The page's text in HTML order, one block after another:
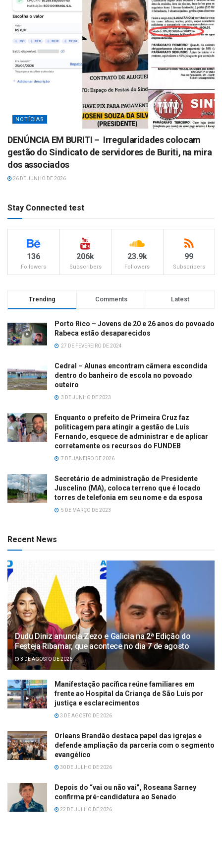
NOTÍCIAS
DENÚNCIA EM BURITI – Irregularidades colocam
gestão do Sindicato de servidores de Buriti, na mira
dos associados
26 DE JUNHO DE 2026
Stay Connected test
136
Followers
206k
Subscribers
23.9k
Followers
99
Subscribers
Trending Comments Latest
Porto Rico – Jovens de 20 e 26 anos do povoado
Rabeca estão desaparecidos
27 DE FEVEREIRO DE 2024
Cedral – Alunas encontram câmera escondida
dentro do banheiro de escola no povoado
outeiro
3 DE JUNHO DE 2023
Enquanto o prefeito de Primeira Cruz faz
politicagem para atingir a gestão de Luís
Fernando, esquece de administrar e de aplicar
corretamente os recursos do FUNDEB
7 DE JANEIRO DE 2026
Secretário de administração de Presidente
Juscelino (MA), coloca terreno que é locado
torres de telefonia em seu nome e da esposa
5 DE MARÇO DE 2023
Recent News
Dudu Diniz anuncia Zezo e Galicia na 2ª Edição do
Festeja Ribamar, que acontece no dia 7 de agosto
3 DE AGOSTO DE 2026
Manifestação pacífica reúne familiares em
frente ao Hospital da Criança de São Luís por
justiça e esclarecimentos
3 DE AGOSTO DE 2026
Orleans Brandão destaca papel das igrejas e
defende ampliação da parceria com o segmento
evangélico
30 DE JULHO DE 2026
Depois do “vai ou não vai”, Roseana Sarney
confirma pré-candidatura ao Senado
22 DE JULHO DE 2026